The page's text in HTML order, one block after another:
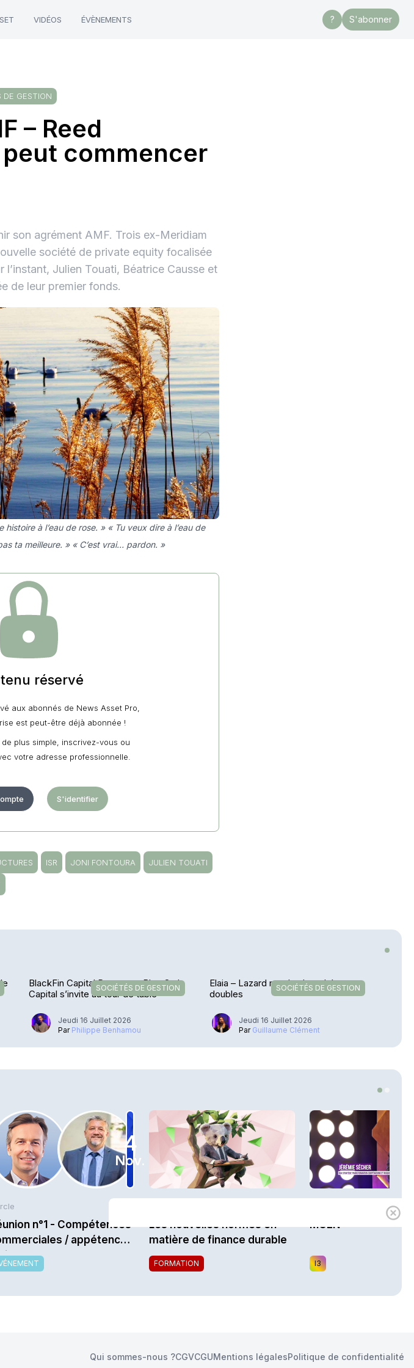
VIDÉOS ÉVÈNEMENTS ? S'abonner
DE GESTION
– Reed
commencer
son agrément AMF. Trois ex-Meridiam
société de private equity focalisée
Julien Touati, Béatrice Causse et
de leur premier fonds.
histoire à l’eau de rose. » « Tu veux dire à l’eau de
ta meilleure. » « C’est vrai… pardon. »
réservé
aux abonnés de News Asset Pro,
est peut-être déjà abonnée !
plus simple, inscrivez-vous ou
votre adresse professionnelle.
S'identifier
ISR JONI FONTOURA JULIEN TOUATI
SOCIÉTÉS DE GESTION
BlackFin Capital Partners – Blue Owl
Capital s’invite au tour de table
Jeudi 16 Juillet 2026
Par Philippe Benhamou
SOCIÉTÉS DE GESTION
Elaia – Lazard met les bouchées
doubles
Jeudi 16 Juillet 2026
Par Guillaume Clément
4
Nov.
n°1 - Compétences
/ appétences
: quels nouveaux
recherchent
Les nouvelles normes en
matière de finance durable
FORMATION
MGEN
I3
Qui sommes-nous ?CGVCGUMentions légalesPolitique de confidentialité